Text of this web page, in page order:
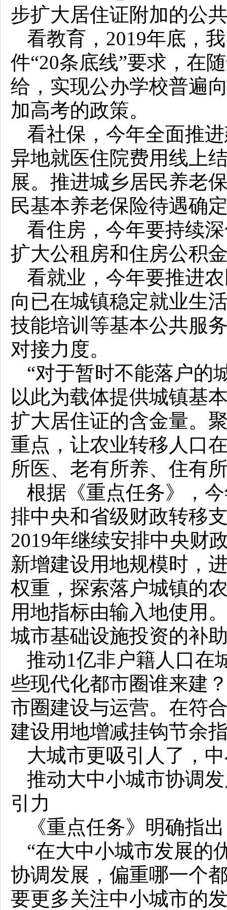
步扩大居住证附加的公
看教育，2019年底，
件“20条底线”要求，在
给，实现公办学校普遍
加高考的政策。
看社保，今年全面推
异地就医住院费用线上
展。推进城乡居民养老
民基本养老保险待遇确
看住房，今年要持续
扩大公租房和住房公积
看就业，今年要推进
向已在城镇稳定就业生
技能培训等基本公共服
对接力度。
“对于暂时不能落户的
以此为载体提供城镇基
扩大居住证的含金量。
重点，让农业转移人口
所医、老有所养、住有
根据《重点任务》，
排中央和省级财政转移
2019年继续安排中央财
新增建设用地规模时，
权重，探索落户城镇的
用地指标由输入地使用
城市基础设施投资的补
推动1亿非户籍人口在
些现代化都市圈谁来建
市圈建设与运营。在符
建设用地增减挂钩节余
大城市更吸引人了，
推动大中小城市协调
引力
《重点任务》明确指
“在大中小城市发展的
协调发展，偏重哪一个
要更多关注中小城市的